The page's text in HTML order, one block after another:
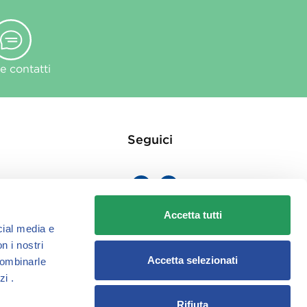
media e
i nostri
.
Accetta tutti
Accetta selezionati
Rifiuta
contatti
Seguici